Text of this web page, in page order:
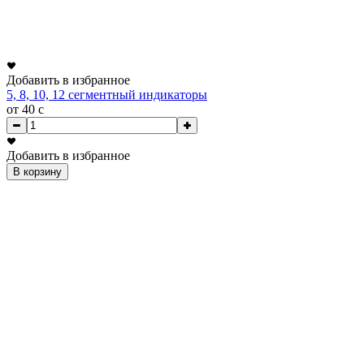
Добавить в избранное
5, 8, 10, 12 сегментный индикаторы
от 40 c
Добавить в избранное
В корзину